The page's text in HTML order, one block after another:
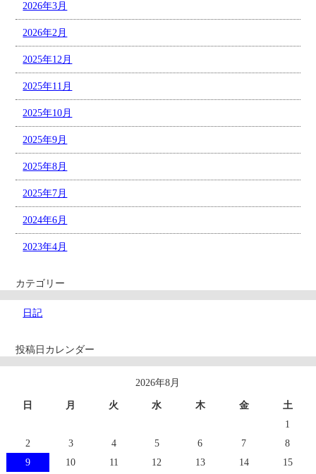
2026年3月
2026年2月
2025年12月
2025年11月
2025年10月
2025年9月
2025年8月
2025年7月
2024年6月
2023年4月
カテゴリー
日記
投稿日カレンダー
2026年8月
日 月 火 水 木 金
土
1
2
3 4 5 6 7
8
9
10 11 12 13 14 15